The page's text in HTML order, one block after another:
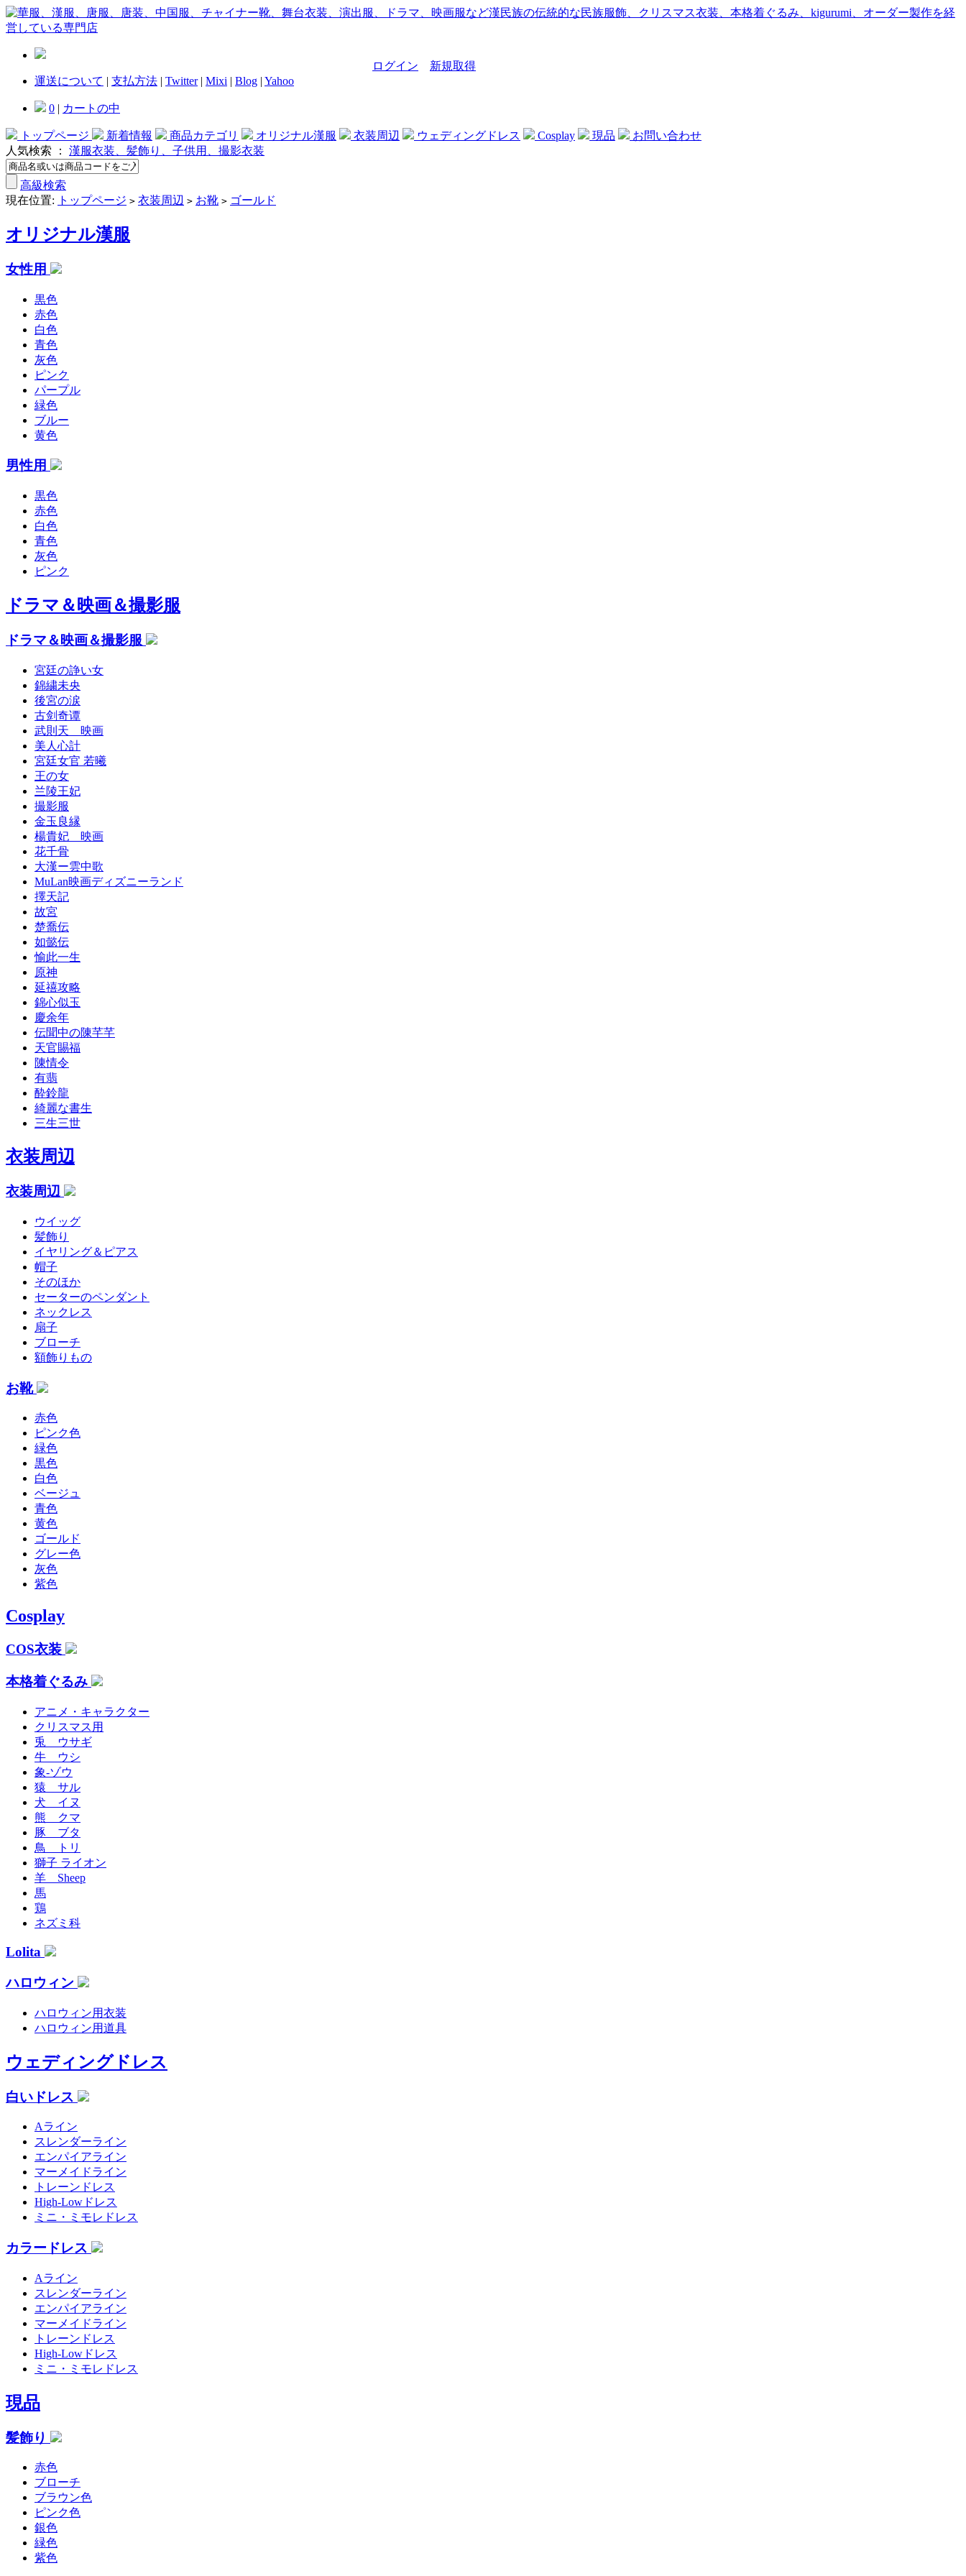
ログイン
新規取得
運送について | 支払方法 | Twitter| Mixi | Blog | Yahoo
0 | カートの中
トップページ 新着情報 商品カテゴリ オリジナル漢服 衣装周辺 ウェディングドレス Cosplay 現品
お問い合わせ
人気検索 ： 漢服衣装、髪飾り、子供用、撮影衣装
高級検索
現在位置:
トップページ > 衣装周辺 > お靴 > ゴールド
オリジナル漢服
女性用
黒色
赤色
白色
青色
灰色
ピンク
パープル
緑色
ブルー
黄色
男性用
黒色
赤色
白色
青色
灰色
ピンク
ドラマ＆映画＆撮影服
ドラマ＆映画＆撮影服
宮廷の諍い女
錦繍未央
後宮の涙
古剑奇谭
武則天 映画
美人心計
宮廷女官 若曦
王の女
兰陵王妃
撮影服
金玉良縁
楊貴妃 映画
花千骨
大漢ー雲中歌
MuLan映画ディズニーランド
擇天記
故宮
楚喬伝
如懿伝
愉此一生
原神
延禧攻略
錦心似玉
慶余年
伝聞中の陳芊芊
天官賜福
陳情令
有翡
酔鈴龍
綺麗な書生
三生三世
衣装周辺
衣装周辺
ウイッグ
髪飾り
イヤリング＆ピアス
帽子
そのほか
セーターのペンダント
ネックレス
扇子
ブローチ
額飾りもの
お靴
赤色
ピンク色
緑色
黒色
白色
ベージュ
青色
黄色
ゴールド
グレー色
灰色
紫色
Cosplay
COS衣装
本格着ぐるみ
アニメ・キャラクター
クリスマス用
兎 ウサギ
牛 ウシ
象-ゾウ
猿 サル
犬 イヌ
熊 クマ
豚 ブタ
鳥 トリ
獅子 ライオン
羊 Sheep
馬
鶏
ネズミ科
Lolita
ハロウィン
ハロウィン用衣装
ハロウィン用道具
ウェディングドレス
白いドレス
Aライン
スレンダーライン
エンパイアライン
マーメイドライン
トレーンドレス
High-Lowドレス
ミニ・ミモレドレス
カラードレス
Aライン
スレンダーライン
エンパイアライン
マーメイドライン
トレーンドレス
High-Lowドレス
ミニ・ミモレドレス
現品
髪飾り
赤色
ブローチ
ブラウン色
ピンク色
銀色
緑色
紫色